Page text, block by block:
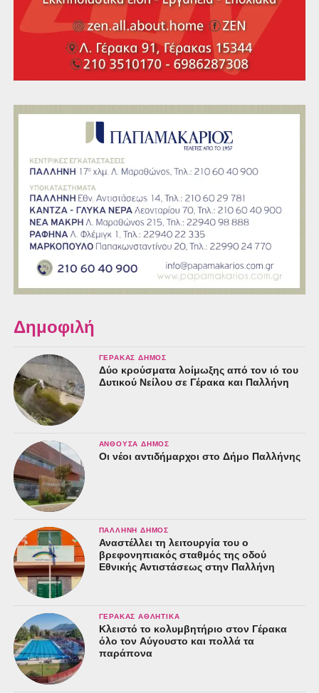
Δημοφιλή
ΓΈΡΑΚΑΣ ΔΉΜΟΣ
Δύο κρούσματα λοίμωξης από τον ιό του
Δυτικού Νείλου σε Γέρακα και Παλλήνη
ΑΝΘΟΎΣΑ ΔΉΜΟΣ
Οι νέοι αντιδήμαρχοι στο Δήμο Παλλήνης
ΠΑΛΛΉΝΗ ΔΉΜΟΣ
Αναστέλλει τη λειτουργία του ο
βρεφονηπιακός σταθμός της οδού
Εθνικής Αντιστάσεως στην Παλλήνη
ΓΈΡΑΚΑΣ ΑΘΛΗΤΙΚΆ
Κλειστό το κολυμβητήριο στον Γέρακα
όλο τον Αύγουστο και πολλά τα
παράπονα